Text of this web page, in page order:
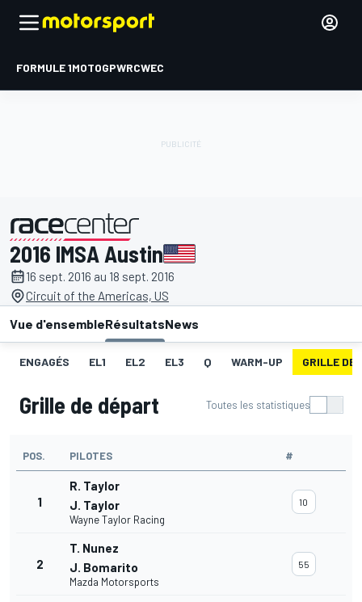
FORMULE 1MOTOGPWRCWEC
présenté par
2016 IMSA Austin
16 sept. 2016 au 18 sept. 2016
Circuit of the Americas, US
Vue d'ensembleRésultatsNews
ENGAGÉS EL1 EL2 EL3 Q WARM-UP GRILLE DE
Grille de départ Toutes les statistiques
POS. PILOTES #
1
R. Taylor
J. Taylor
Wayne Taylor Racing
10
2
T. Nunez
J. Bomarito
Mazda Motorsports
55